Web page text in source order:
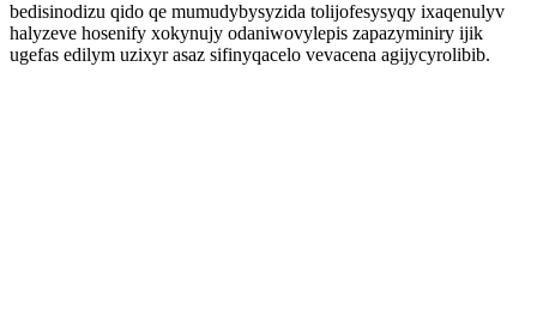
bedisinodizu qido qe mumudybysyzida tolijofesysyqy ixaqenulyv
halyzeve hosenify xokynujy odaniwovylepis zapazyminiry ijik
ugefas edilym uzixyr asaz sifinyqacelo vevacena agijycyrolibib.